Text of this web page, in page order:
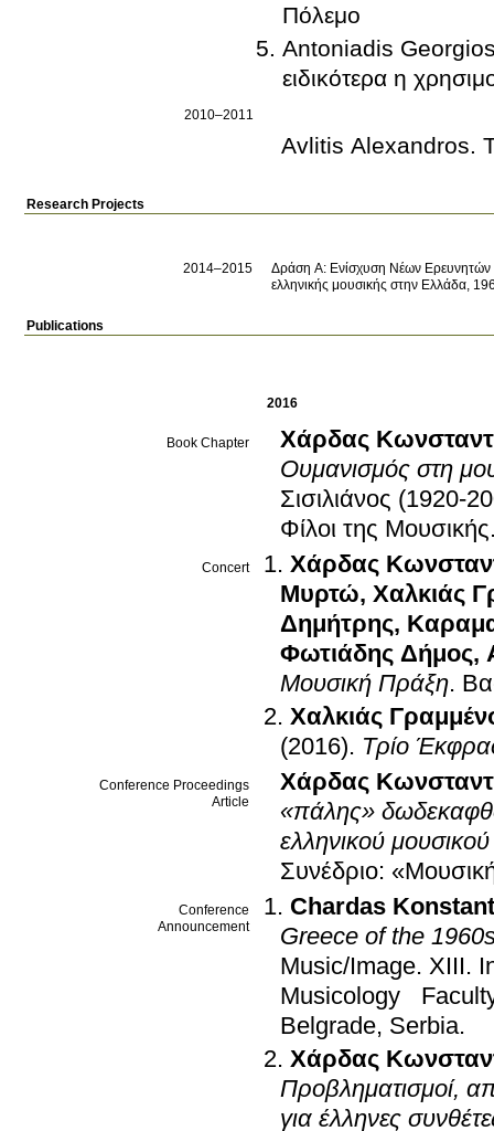
Πόλεμο
Antoniadis
2010–2011
Avlitis Alexandros.
Research Projects
2014–2015
Δράση Α: Ενίσχυση Νέων Ερευνητών
ελληνικής μουσικής στην Ελλάδα,
Publications
2016
Book Chapter
Χάρδας
Ουμανισμός στη
Σισιλιάνος (1920-
Φίλοι της Μουσικής
Concert
Χάρδας
Μυρτώ, Χαλκιάς
Δημήτρης,
Φωτιάδης Δήμος,
Μουσική Πράξη.
Χαλκιάς
(2016). Τρίο
Conference Proceedings
Article
Χάρδας
«πάλης»
ελληνικού
Συνέδριο:
Conference
Announcement
Chardas
Greece of the
Music/Image. XIII.
Musicology
Belgrade, Serbia.
Χάρδας
Προβληματισμοί,
για έλληνες